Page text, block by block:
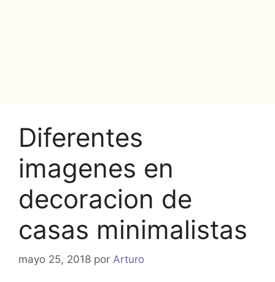
Diferentes
imagenes en
decoracion de
casas minimalistas
mayo 25, 2018 por Arturo